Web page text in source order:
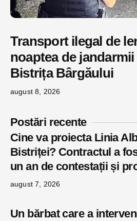
Transport ilegal de
noaptea de
Bistrița Bârgăului
august 8, 2026
Postări recente
Cine va proiecta Linia
Bistriței? Contractul a
un an de contestații și
august 7, 2026
Un bărbat care a